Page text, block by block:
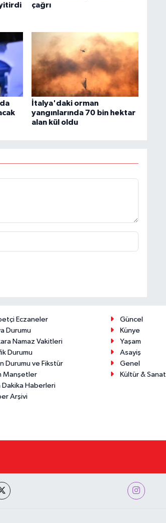
yitirdi
çağrı
İtalya'daki orman
yangınlarında 70 bin hektar
alan kül oldu
Eczaneler
Durumu
Namaz Vakitleri
Durumu
Durumu ve Fikstür
Manşetler
Dakika Haberleri
Arşivi
Güncel
Künye
Yaşam
Asayiş
Genel
Kültür & Sanat